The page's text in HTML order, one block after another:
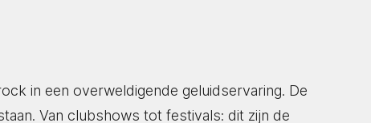
in een overweldigende geluidservaring. De
Van clubshows tot festivals: dit zijn de